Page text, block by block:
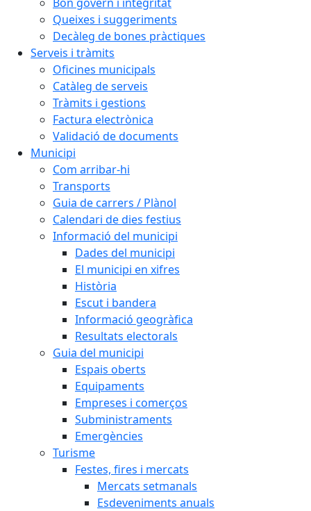
Queixes i suggeriments
Decàleg de bones pràctiques
Serveis i tràmits
Oficines municipals
Catàleg de serveis
Tràmits i gestions
Factura electrònica
Validació de documents
Municipi
Com arribar-hi
Transports
Guia de carrers / Plànol
Calendari de dies festius
Informació del municipi
Dades del municipi
El municipi en xifres
Història
Escut i bandera
Informació geogràfica
Resultats electorals
Guia del municipi
Espais oberts
Equipaments
Empreses i comerços
Subministraments
Emergències
Turisme
Festes, fires i mercats
Mercats setmanals
Esdeveniments anuals